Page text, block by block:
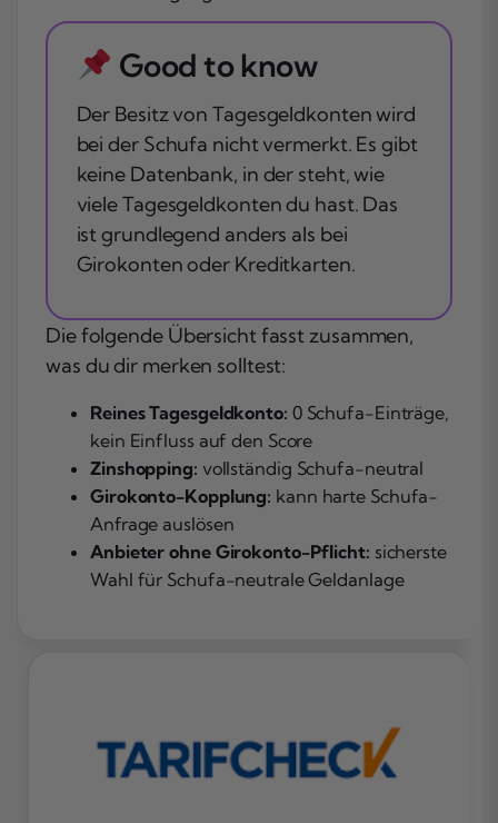
Good to know
Der Besitz von Tagesgeldkonten wird
bei der Schufa nicht vermerkt. Es gibt
keine Datenbank, in der steht, wie
viele Tagesgeldkonten du hast. Das
ist grundlegend anders als bei
Girokonten oder Kreditkarten.
Die folgende Übersicht fasst zusammen,
was du dir merken solltest:
Reines Tagesgeldkonto: 0 Schufa-Einträge,
kein Einfluss auf den Score
Zinshopping: vollständig Schufa-neutral
Girokonto-Kopplung: kann harte Schufa-
Anfrage auslösen
Anbieter ohne Girokonto-Pflicht: sicherste
Wahl für Schufa-neutrale Geldanlage